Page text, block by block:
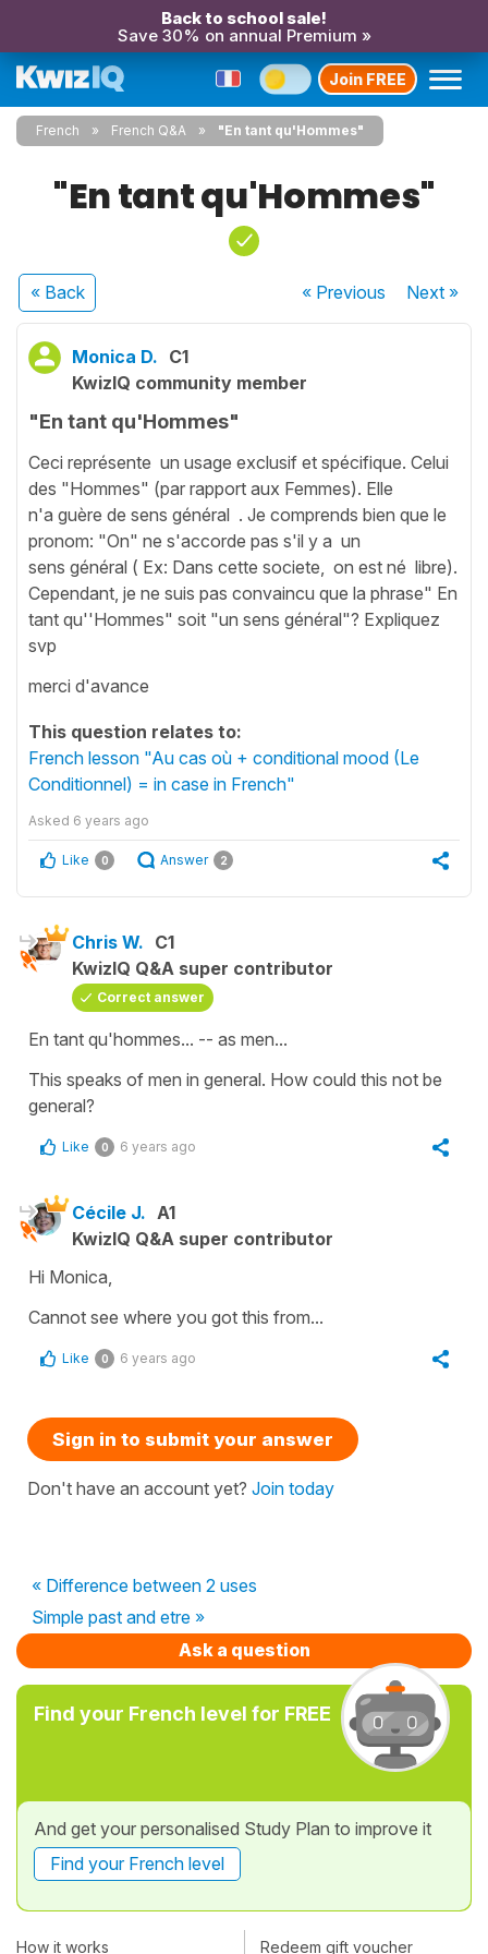
Back to school sale!
Save 30% on annual Premium »
Join FREE
French French Q&A "En tant qu'Hommes"
"En tant qu'Hommes"
« Back « Previous Next»
Monica D. C1
KwizIQ community member
"En tant qu'Hommes"
Ceci représente un usage exclusif et spécifique. Celui
des "Hommes" (par rapport aux Femmes). Elle
n'a guère de sens général . Je comprends bien que le
pronom: "On" ne s'accorde pas s'il y a un
sens général ( Ex: Dans cette societe, on est né libre).
Cependant, je ne suis pas convaincu que la phrase" En
tant qu''Hommes" soit "un sens général"? Expliquez
svp
merci d'avance
This question relates to:
French lesson "Au cas où + conditional mood (Le
Conditionnel) = in case in French"
Asked 6 years ago
Like 0 Answer 2
Chris W. C1
KwizIQ Q&A super contributor
Correct answer
En tant qu'hommes... -- as men...
This speaks of men in general. How could this not be
general?
Like 0 6 years ago
Cécile J. A1
KwizIQ Q&A super contributor
Hi Monica,
Cannot see where you got this from...
Like 0 6 years ago
Sign in to submit your answer
Don't have an account yet? Join today
« Difference between 2 uses
Simple past and etre »
Ask a question
Find your French level for FREE
And get your personalised Study Plan to improve it
Find your French level
How it works Redeem gift voucher